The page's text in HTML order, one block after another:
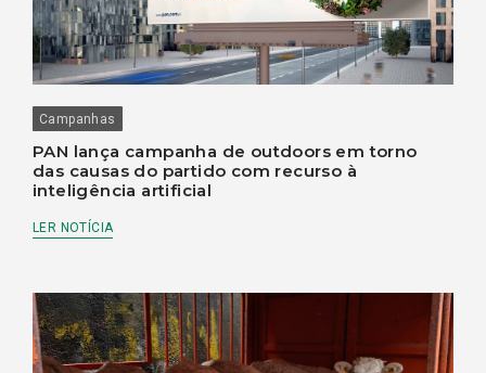
Campanhas
PAN lança campanha de outdoors em torno
das causas do partido com recurso à
inteligência artificial
LER NOTÍCIA